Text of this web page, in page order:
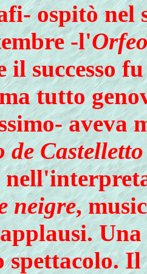
ospitò nel
-l'
il successo
tutto
aveva
de Castelletto
neigre,
spettacolo.